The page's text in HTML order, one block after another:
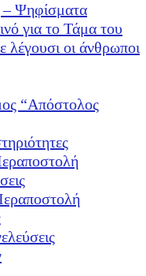
– Ψηφίσματα
για το Τάμα του
λέγουσι οι άνθρωποι
“Απόστολος